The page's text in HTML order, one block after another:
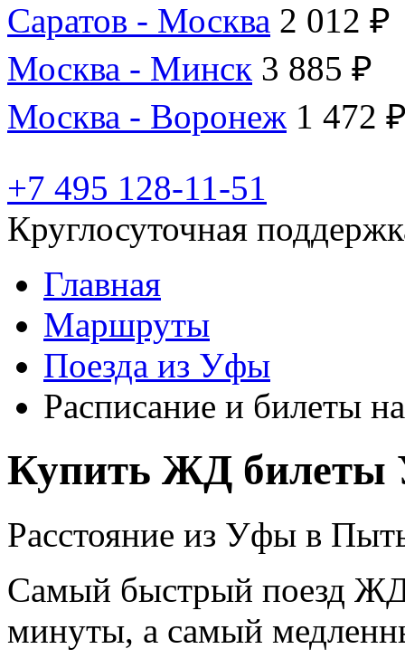
Саратов - Москва 2 012 ₽
Москва - Минск 3 885 ₽
Москва - Воронеж 1 472
+7 495 128-11-51
Круглосуточная
Главная
Маршруты
Поезда из Уфы
Расписание и билеты
Купить ЖД
Расстояние из Уфы в
Самый быстрый поезд ЖД
минуты, а самый